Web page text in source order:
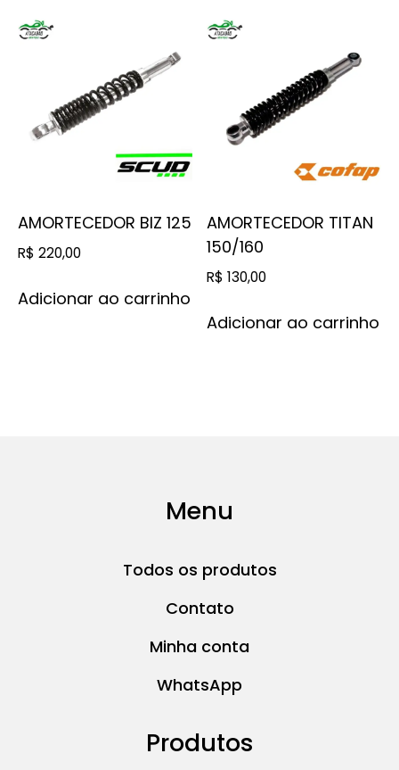
AMORTECEDOR BIZ 125
R$ 220,00
Adicionar ao carrinho
AMORTECEDOR TITAN
150/160
R$ 130,00
Adicionar ao carrinho
Menu
Todos os produtos
Contato
Minha conta
WhatsApp
Produtos